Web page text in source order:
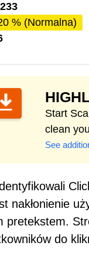
% (Normalna)
Start
clean
See
nakłonienie
pretekstem.
do